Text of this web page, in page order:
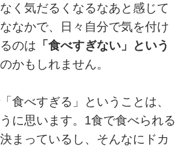
く気だるくなるなあと感じて
なかで、日々自分で気を付け
のは 「食べすぎない」という
かもしれません。
食べすぎる」ということは、
に思います。1食で食べられる
まっているし、そんなにドカ